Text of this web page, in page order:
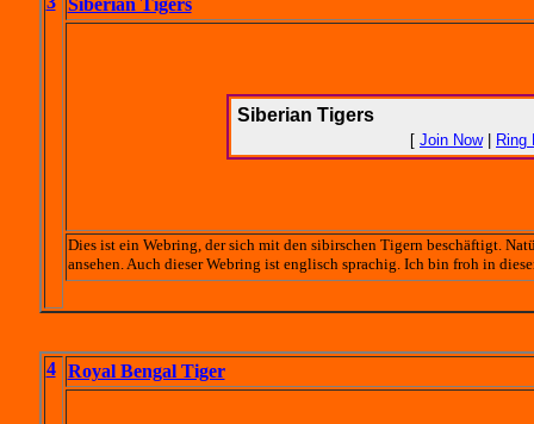
Siberian Tigers
Siberian Tigers
[ Join Now| Ring
Dies ist ein Webring, der sich mit den sibirschen Tigern beschäftigt.
ansehen. Auch dieser Webring ist englisch sprachig. Ich bin froh in
4 Royal Bengal Tiger